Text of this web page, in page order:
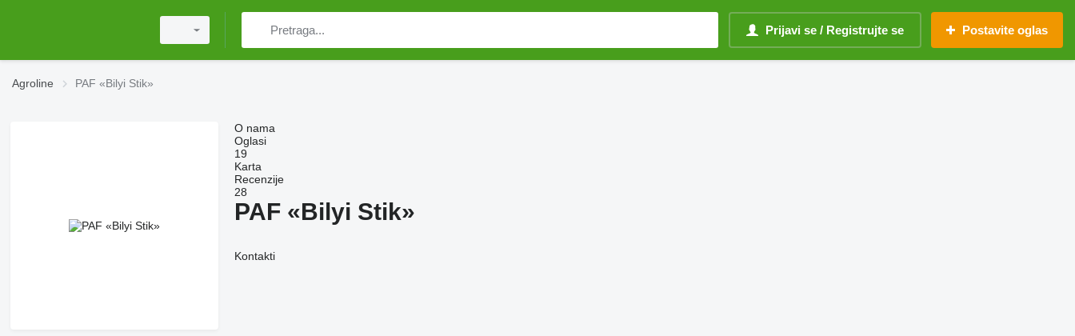
Prijavi se / Registrujte se Postavite oglas
Agroline PAF «Bilyi Stik»
O nama
Oglasi
19
Karta
Recenzije
28
PAF «Bilyi Stik»
Kontakti